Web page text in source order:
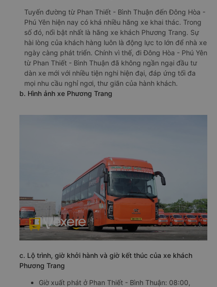
Tuyến đường từ Phan Thiết - Bình Thuận đến Đông Hòa -
Phú Yên hiện nay có khá nhiều hãng xe khai thác. Trong
số đó, nổi bật nhất là hãng xe khách Phương Trang. Sự
hài lòng của khách hàng luôn là động lực to lớn để nhà xe
ngày càng phát triển. Chính vì thế, đi Đông Hòa - Phú Yên
từ Phan Thiết - Bình Thuận đã không ngần ngại đầu tư
dàn xe mới với nhiều tiện nghi hiện đại, đáp ứng tối đa
mọi nhu cầu nghỉ ngơi, thư giãn của hành khách.
b. Hình ảnh xe Phương Trang
c. Lộ trình, giờ khởi hành và giờ kết thúc của xe khách
Phương Trang
Giờ xuất phát ở Phan Thiết - Bình Thuận: 08:00,